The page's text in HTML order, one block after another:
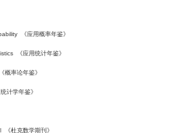
《应用概率年鉴》
《应用统计年鉴》
《概率论年鉴》
统计学年鉴》
《杜克数学期刊》